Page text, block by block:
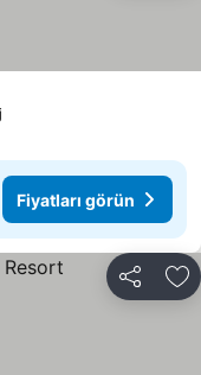
Fiyatları görün
Paylaş